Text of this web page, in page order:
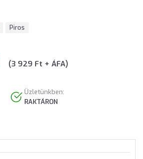
Piros
(3 929 Ft + ÁFA)
Üzletünkben:
RAKTÁRON